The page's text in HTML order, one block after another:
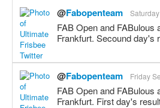
@Fabopenteam
FAB Open and FABulous
Frankfurt. Secound day's
@Fabopenteam Friday
FAB Open and FABulous
Frankfurt. First day's